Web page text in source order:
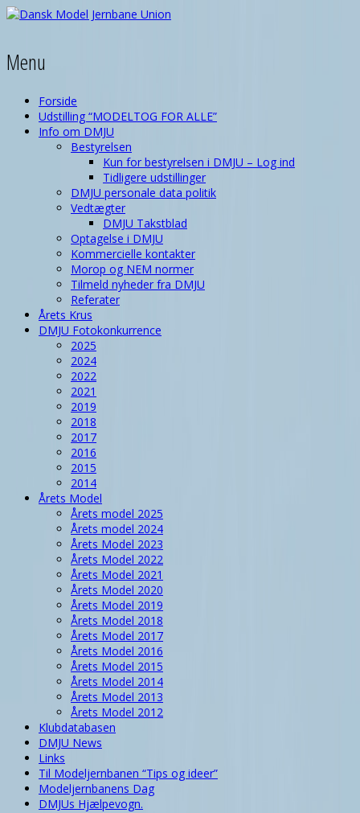
Menu
Forside
Udstilling “MODELTOG FOR ALLE”
Info om DMJU
Bestyrelsen
Kun for bestyrelsen i DMJU – Log ind
Tidligere udstillinger
DMJU personale data politik
Vedtægter
DMJU Takstblad
Optagelse i DMJU
Kommercielle kontakter
Morop og NEM normer
Tilmeld nyheder fra DMJU
Referater
Årets Krus
DMJU Fotokonkurrence
2025
2024
2022
2021
2019
2018
2017
2016
2015
2014
Årets Model
Årets model 2025
Årets model 2024
Årets Model 2023
Årets Model 2022
Årets Model 2021
Årets Model 2020
Årets Model 2019
Årets Model 2018
Årets Model 2017
Årets Model 2016
Årets Model 2015
Årets Model 2014
Årets Model 2013
Årets Model 2012
Klubdatabasen
DMJU News
Links
Til Modeljernbanen “Tips og ideer”
Modeljernbanens Dag
DMJUs Hjælpevogn.